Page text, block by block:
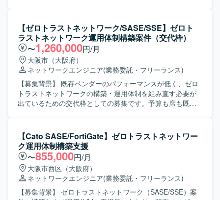
を中心としたクラウドインフラの知見を幅広く深めていた
だけます。お客様との上流工程における調整や提案活動を
通じて、技術力だけでなく提案力やリーダーシップも磨い
ていただけるポジションです。 【開発環境】 Oracle Cloud
Infrastructure(OCI)を中心としたクラウド環境をベースに、
監視やバックアップ、セキュリティ、運用などの非機能要
件を考慮したインフラ設計・構築を行っていただきます。
設計、認証・権限設計、ネットワーク設計および移行設
計、運用設計などを担当していただきます。また、テスト
計画の策定および推進、ユーザ展開支援、障害や問い合わ
せ対応まで一貫してご対応いただきます。設計書は整備済
みのため、基本的には既存設計に沿ってテストからユーザ
展開までを進めていただきます。 【求める人物像】 ネット
ワークだけでなく認証や運用の観点を持ち、ユーザ展開や
問い合わせ対応を含めて柔軟に対応できる方を求めていま
す。ZTNAやSASE領域へのキャッチアップ意欲が高く、関
更改およびZTNA導入プロジェクトに参画することで、
Zscalerをはじめとしたゼロトラスト関連技術やNWセキュ
リティ、認証基盤、運用設計に関する実務経験を広く積む
ことができます。大規模ユーザ展開や運用展開に関わるこ
とで、上流から下流まで一連のプロセスに携われる点も魅
力です。 【開発環境】 Zscaler(ZIA/ZPA想定)、Cisco
AnyConnect、FortiGate、EntraID/AzureAD等の認証基盤、
【ゼロトラストネットワーク/SASE/SSE】ゼロト
ラストネットワーク運用体制構築案件（交代枠）
〜1,260,000円/月
大阪市（大阪府）
ネットワークエンジニア(業務委託・フリーランス)
【募集背景】 既存ベンダーのパフォーマンスが低く、ゼロ
トラストネットワークの構築・運用体制を組み直す必要が
出ているための交代枠としての募集です。予算も席も既に
用体制を立ち上げていただきます。NW領域（WAN、
IPSec、DNS、DHCP等）およびNWセキュリティ領域
（FW、URLフィルタ等のポリシー）の設計・構築・移行・
運用を行っていただきます。お客様との調整・コミュニケ
ーションを行いながら、運用設計や手順化、ベンダ管理を
含む体制づくりを実施していただきます。WAN・IPSec・
FWポリシーの設計と運用をお客様と会話しながら回してい
【Cato SASE/FortiGate】ゼロトラストネットワー
ク運用体制構築支援
〜855,000円/月
大阪市西区（大阪府）
ネットワークエンジニア(業務委託・フリーランス)
【募集背景】 ゼロトラストネットワーク（SASE/SSE）案